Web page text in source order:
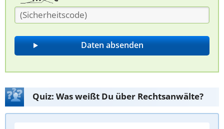
Quiz: Was weißt Du über Rechtsanwälte?